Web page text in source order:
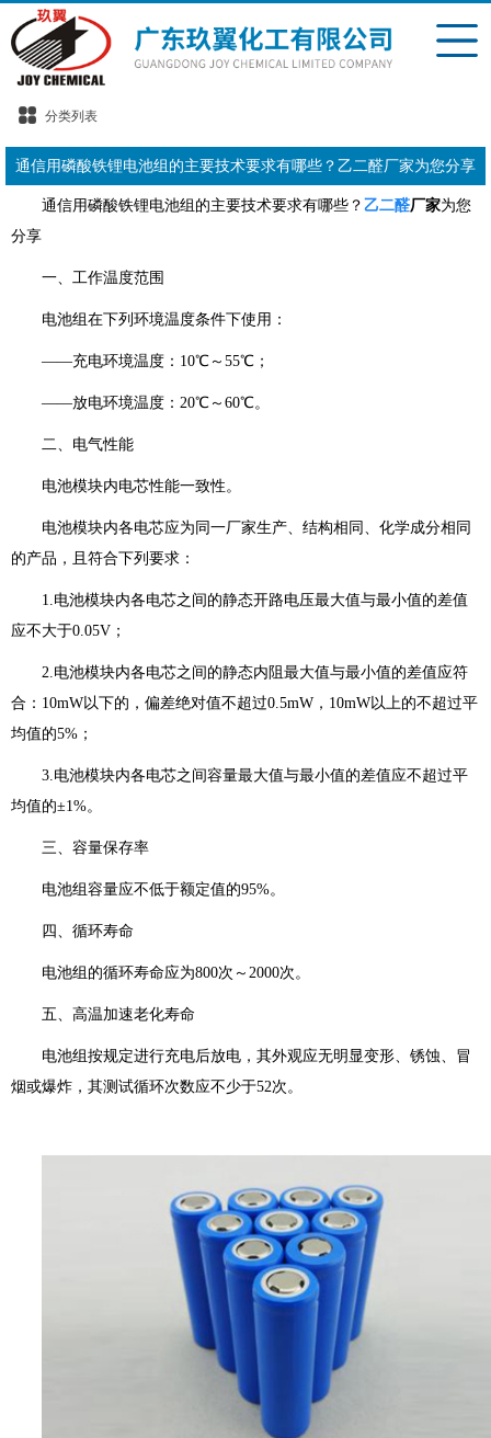
分类列表
通信用磷酸铁锂电池组的主要技术要求有哪些？乙二醛厂家为您分享
通信用磷酸铁锂电池组的主要技术要求有哪些？ 乙二醛厂家为您
分享
一、工作温度范围
电池组在下列环境温度条件下使用：
——充电环境温度：10℃～55℃；
——放电环境温度：20℃～60℃。
二、电气性能
电池模块内电芯性能一致性。
电池模块内各电芯应为同一厂家生产、结构相同、化学成分相同
的产品，且符合下列要求：
1.电池模块内各电芯之间的静态开路电压最大值与最小值的差值
应不大于0.05V；
2.电池模块内各电芯之间的静态内阻最大值与最小值的差值应符
合：10mW以下的，偏差绝对值不超过0.5mW，10mW以上的不超过平
均值的5%；
3.电池模块内各电芯之间容量最大值与最小值的差值应不超过平
均值的±1%。
三、容量保存率
电池组容量应不低于额定值的95%。
四、循环寿命
电池组的循环寿命应为800次～2000次。
五、高温加速老化寿命
电池组按规定进行充电后放电，其外观应无明显变形、锈蚀、冒
烟或爆炸，其测试循环次数应不少于52次。